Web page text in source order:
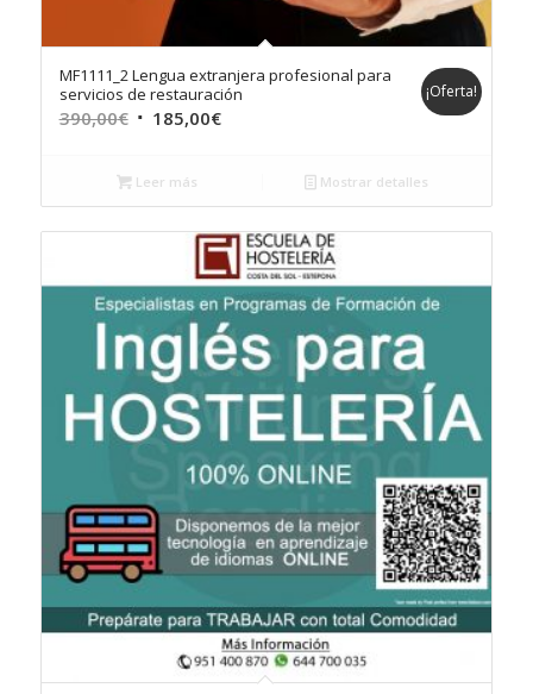
MF1111_2 Lengua extranjera profesional para
servicios de restauración
390,00€ El
original
era:
390,00€.
185,00€El
es:
185,00€.
¡Oferta!
Leer más Mostrar detalles